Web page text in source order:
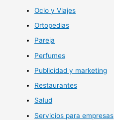
Ocio y Viajes
Ortopedias
Pareja
Perfumes
Publicidad y marketing
Restaurantes
Salud
Servicios para empresas